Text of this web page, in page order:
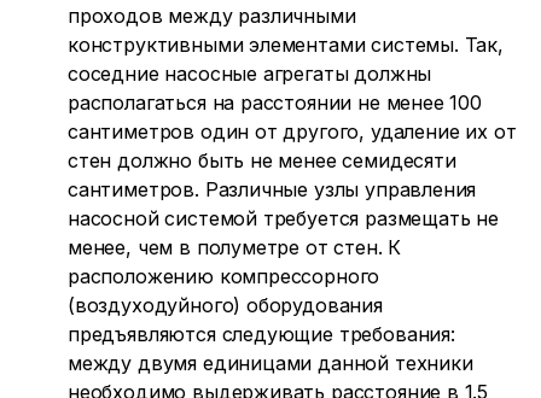
проходов между различными
конструктивными элементами системы. Так,
соседние насосные агрегаты должны
располагаться на расстоянии не менее 100
сантиметров один от другого, удаление их от
стен должно быть не менее семидесяти
сантиметров. Различные узлы управления
насосной системой требуется размещать не
менее, чем в полуметре от стен. К
расположению компрессорного
(воздуходуйного) оборудования
предъявляются следующие требования:
между двумя единицами данной техники
необходимо выдерживать расстояние в 1.5